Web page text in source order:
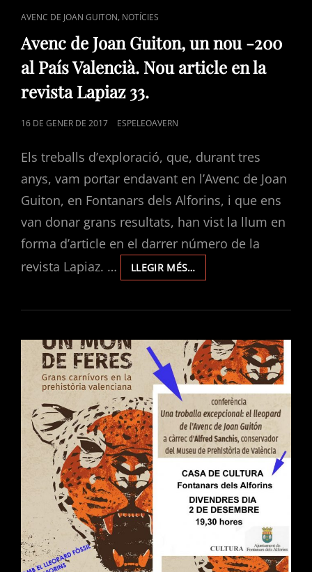
CAT
LINKS
AVENC DE JOAN GUITON, NOTÍCIES
Avenc de Joan Guiton, un nou -200
al País Valencià. Nou article en la
revista Lapiaz 33.
POSTED
16 DE GENER DE 2017 ESPELEOAVERN
Els treballs d’exploració, que, durant tres
anys, vam portar endavant en l’Avenc de Joan
Guiton, en Fontanars dels Alforins, i que ens
van donar grans resultats, han vist la llum en
forma d’article en el darrer número de la
revista Lapiaz. …
LLEGIR MÉS…AVENC
DE
GUITON,
NOU
-200
AL
PAÍS
VALENCIÀ.
NOU
ARTICLE
EN
LA
REVISTA
LAPIAZ
33.